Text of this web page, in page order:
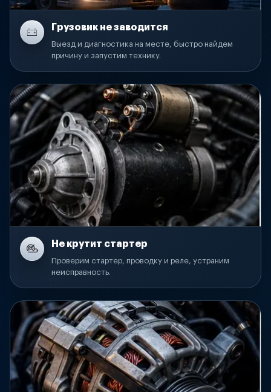
Грузовик не заводится
Выезд и диагностика на месте, быстро найдем
причину и запустим технику.
Не крутит стартер
Проверим стартер, проводку и реле, устраним
неисправность.